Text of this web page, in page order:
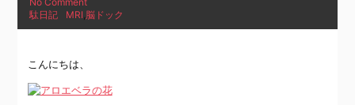
駄日記
MRI,脳ドック
こんにちは、